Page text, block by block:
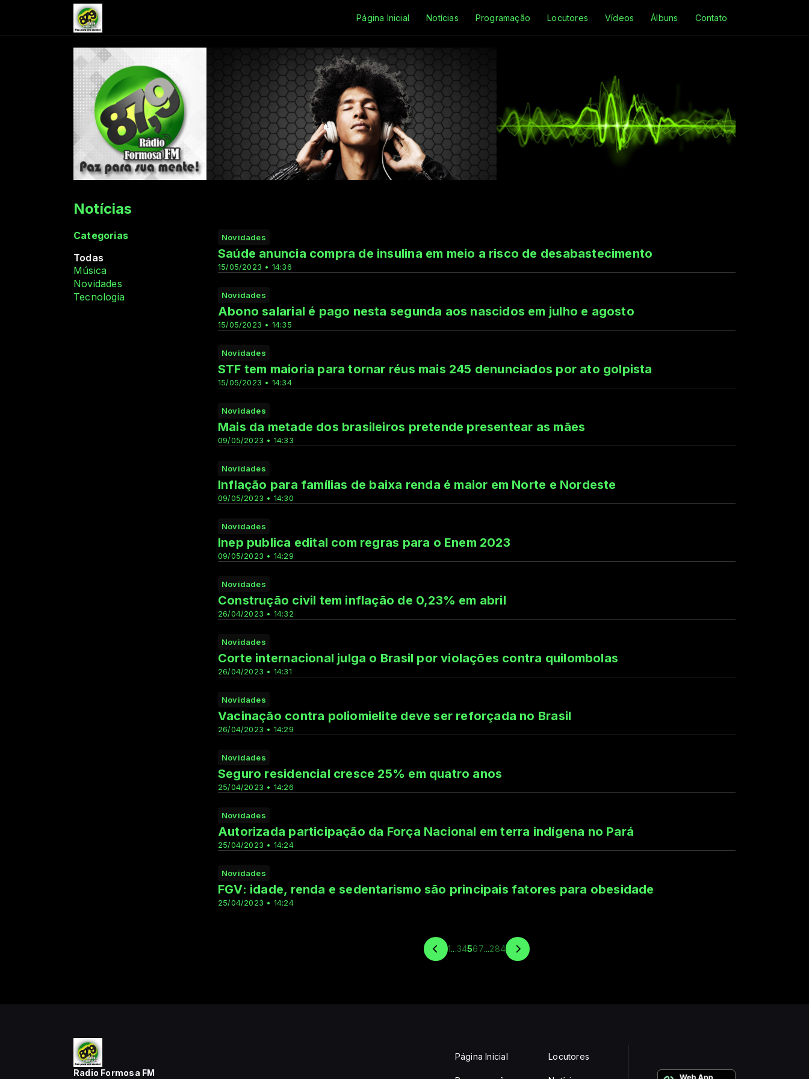
Página Inicial Notícias Programação Locutores Vídeos Álbuns Contato
Notícias
Categorias
Todas
Música
Novidades
Tecnologia
Novidades
15/05/2023 • 14:36
Saúde anuncia compra de insulina em meio a risco de desabastecimento
Novidades
15/05/2023 • 14:35
Abono salarial é pago nesta segunda aos nascidos em julho e agosto
Novidades
15/05/2023 • 14:34
STF tem maioria para tornar réus mais 245 denunciados por ato golpista
Novidades
09/05/2023 • 14:33
Mais da metade dos brasileiros pretende presentear as mães
Novidades
09/05/2023 • 14:30
Inflação para famílias de baixa renda é maior em Norte e Nordeste
Novidades
09/05/2023 • 14:29
Inep publica edital com regras para o Enem 2023
Novidades
26/04/2023 • 14:32
Construção civil tem inflação de 0,23% em abril
Novidades
26/04/2023 • 14:31
Corte internacional julga o Brasil por violações contra quilombolas
Novidades
26/04/2023 • 14:29
Vacinação contra poliomielite deve ser reforçada no Brasil
Novidades
25/04/2023 • 14:26
Seguro residencial cresce 25% em quatro anos
Novidades
25/04/2023 • 14:24
Autorizada participação da Força Nacional em terra indígena no Pará
Novidades
25/04/2023 • 14:24
FGV: idade, renda e sedentarismo são principais fatores para obesidade
1...34567...284
Radio Formosa FM
Página Inicial Locutores